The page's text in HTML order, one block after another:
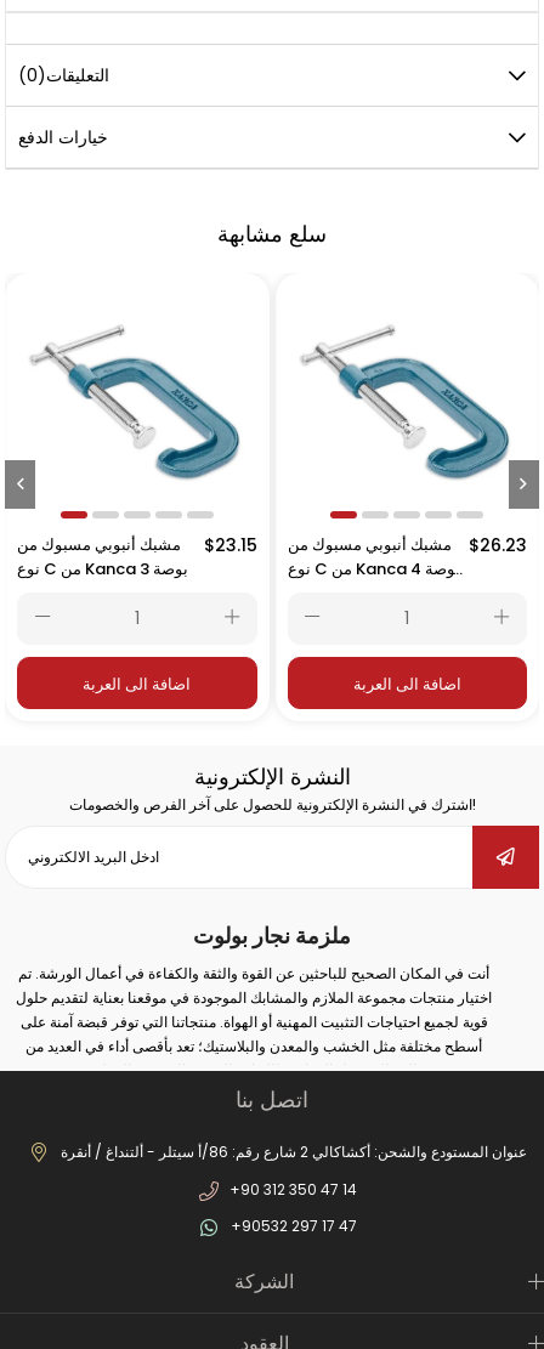
التعليقات(0)
خيارات الدفع
سلع مشابهة
$23.15
مشبك أنبوبي مسبوك من
نوع C من Kanca 4 بوصة
$26.23
أنبوبي مسبوك من
نوع C من Kanca 6 بوصة
النشرة الإلكترونية
اشترك في النشرة الإلكترونية للحصول على آخر الفرص والخصومات!
ملزمة نجار بولوت
أنت في المكان الصحيح للباحثين عن القوة والثقة والكفاءة في أعمال الورشة. تم
اختيار منتجات مجموعة الملازم والمشابك الموجودة في موقعنا بعناية لتقديم حلول
قوية لجميع احتياجات التثبيت المهنية أو الهواة. منتجاتنا التي توفر قبضة آمنة على
أسطح مختلفة مثل الخشب والمعدن والبلاستيك؛ تعد بأقصى أداء في العديد من
المجالات مثل النجارة واللحام والثقب والتجميع والإصلاح.
سواء كنت تقوم بأعمال صناعية واسعة النطاق أو إصلاحات بسيطة في المنزل؛ يمكنك
منتجاتنا الواسعة من الملازم المطروقة إلى ملازم المثقاب، ومن ملازم السكك
الحديدية إلى ملازم صانع الغلايات، يمكنك العثور على بدائل مناسبة لكل مجال
استخدام. بفضل أنظمة الفتح والإغلاق السريعة، والحلول من نوع الخطاف، والهياكل
المصبوبة طويلة الأمد، وهياكل الفكوك غير القابلة للانزلاق، ستصبح أعمالك الآن أكثر
الأجزاء الثابتة بأمان في عمليات الإنتاج. العديد من المنتجات التفصيلية من السحابات
الملازم العملية من نوع المشبك وملازم الرخام تقدم حلولاً خاصة لاحتياجات القطاعات
اتصل بنا
عنوان المستودع والشحن: أكشاكالي 2 شارع رقم: 86/أ سيتلر - ألتنداغ / أنقرة
+90 312 350 47 14
+90532 297 17 47
الشركة